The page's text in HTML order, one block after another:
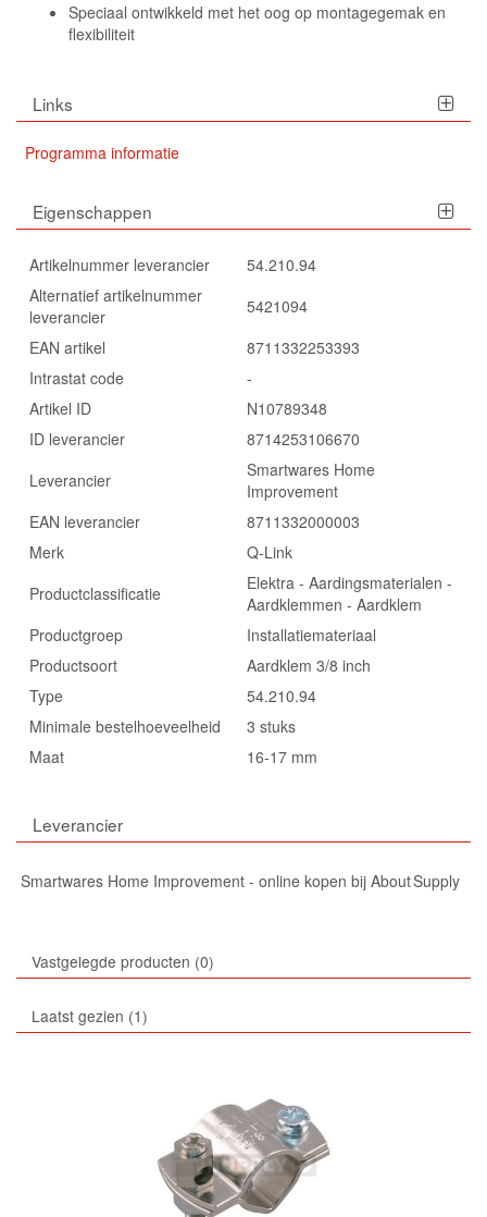
Speciaal ontwikkeld met het oog op montagegemak en
flexibiliteit
Links
Programma informatie
Eigenschappen
Artikelnummer leverancier
54.210.94
Alternatief artikelnummer
leverancier
5421094
EAN artikel
8711332253393
Intrastat code
-
Artikel ID
N10789348
ID leverancier
8714253106670
Leverancier
Smartwares Home
Improvement
EAN leverancier
8711332000003
Merk
Q-Link
Productclassificatie
Elektra - Aardingsmaterialen -
Aardklemmen - Aardklem
Productgroep
Installatiemateriaal
Productsoort
Aardklem 3/8 inch
Type
54.210.94
Minimale bestelhoeveelheid
3 stuks
Maat
16-17 mm
Leverancier
Smartwares Home Improvement - online kopen bij About Supply
Vastgelegde producten 0
Laatst gezien 1